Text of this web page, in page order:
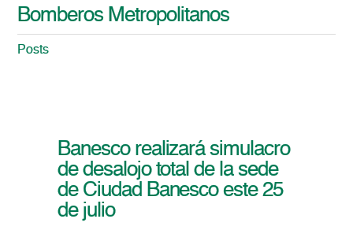
Bomberos Metropolitanos
Posts
Banesco realizará simulacro
de desalojo total de la sede
de Ciudad Banesco este 25
de julio